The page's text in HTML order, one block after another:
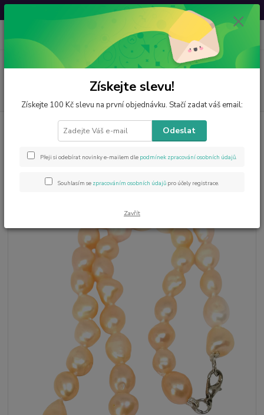
Svatovavřinecká sleva: 20 % s kódemVAVRINEC20
Menu
CZK 0
za
Šperky z minerálů Pravé říční perly meruňkové větší
Pravé říční perly meruňkové větší
Získejte slevu!
Získejte 100 Kč slevu na první objednávku. Stačí zadat váš email:
Odeslat
Přeji si odebírat novinky e-mailem dle podmínek zpracování osobních údajů.
Souhlasím se zpracováním osobních údajů pro účely registrace.
Zavřít